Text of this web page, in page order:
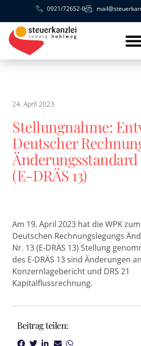
0921/72652-0
24. April 2023
Stellungnahme:
Deutscher
Änderungsstandard
(E‑DRÄS 13)
Am 19. April 2023 hat die WPK
Deutschen Rechnungslegungs
Nr. 13 (E‑DRÄS 13) Stellung
des E-DRÄS 13 sind Änderungen
Konzernlagebericht und DRS 21
Kapitalflussrechnung.
Beitrag teilen: